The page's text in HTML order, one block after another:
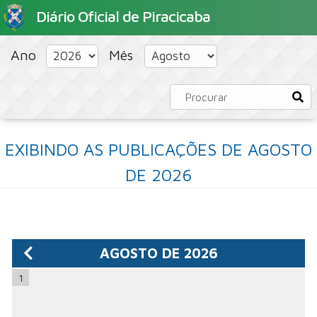
Diário Oficial de Piracicaba
HOME PORTAL
Ano Mês
EXIBINDO AS PUBLICAÇÕES DE AGOSTO
DE 2026
AGOSTO DE 2026
1